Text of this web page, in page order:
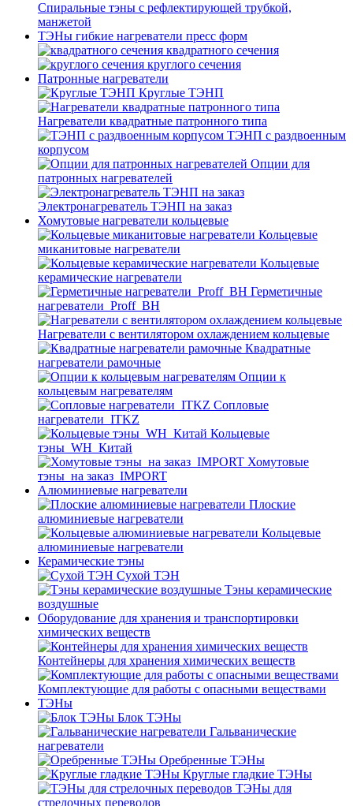
Спиральные тэны с рефлектирующей трубкой,
манжетой
ТЭНы гибкие нагреватели пресс форм
квадратного сечения
круглого сечения
Патронные нагреватели
Круглые ТЭНП
Нагреватели квадратные патронного типа
ТЭНП с раздвоенным
корпусом
Опции для
патронных нагревателей
Электронагреватель ТЭНП на заказ
Хомутовые нагреватели кольцевые
Кольцевые
миканитовые нагреватели
Кольцевые
керамические нагреватели
Герметичные
нагреватели_Proff_BH
Нагреватели с вентилятором охлаждением кольцевые
Квадратные
нагреватели рамочные
Опции к
кольцевым нагревателям
Cопловые
нагреватели_ITKZ
Кольцевые
тэны_WH_Китай
Хомутовые
тэны_на заказ_IMPORT
Алюминиевые нагреватели
Плоские
алюминиевые нагреватели
Кольцевые
алюминиевые нагреватели
Керамические тэны
Сухой ТЭН
Тэны керамические
воздушные
Оборудование для хранения и транспортировки
химических веществ
Контейнеры для хранения химических веществ
Комплектующие для работы с опасными веществами
ТЭНы
Блок ТЭНы
Гальванические
нагреватели
Оребренные ТЭНы
Круглые гладкие ТЭНы
ТЭНы для
стрелочных переводов